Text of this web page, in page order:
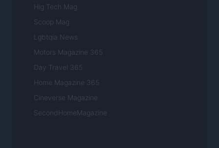
Hig Tech Mag
Scoop Mag
Lgbtqia News
Motors Magazine 365
Day Travel 365
Home Magazine 365
Cineverse Magazine
SecondHomeMagazine